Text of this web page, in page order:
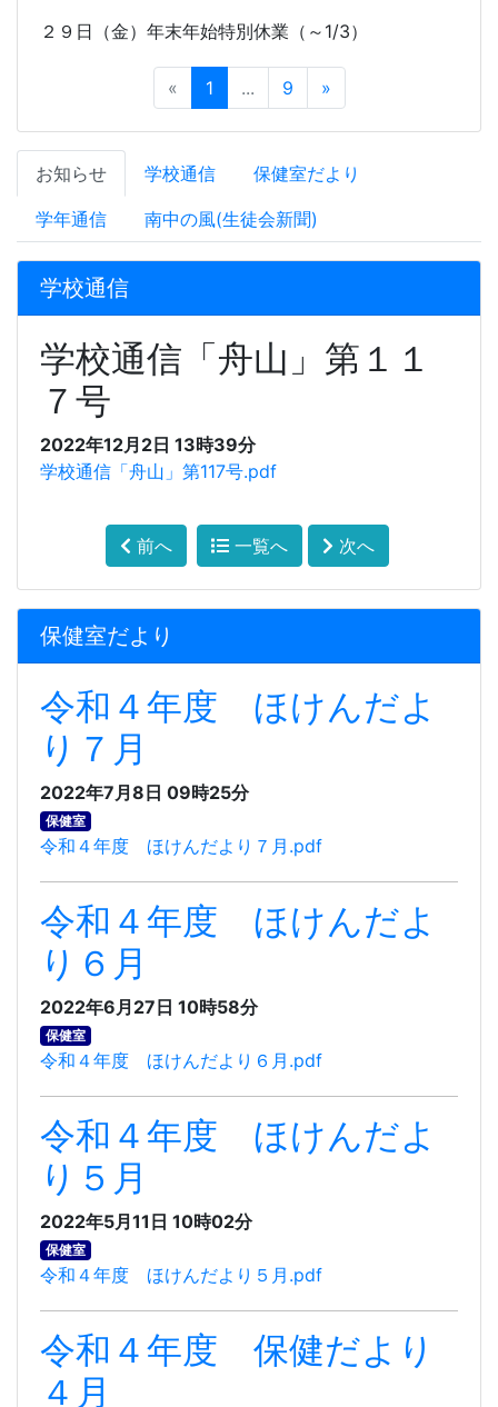
２９日（金）年末年始特別休業（～ 1/3）
« 1 ... 9 »
お知らせ 学校通信 保健室だより
学年通信 南中の風(生徒会新聞)
学校通信
学校通信「舟山」第１１
７号
2022年12月2日 13時39分
学校通信「舟山」第117号.pdf
前へ 一覧へ 次へ
保健室だより
令和４年度 ほけんだよ
り７月
2022年7月8日 09時25分
保健室
令和４年度 ほけんだより７月.pdf
令和４年度 ほけんだよ
り６月
2022年6月27日 10時58分
保健室
令和４年度 ほけんだより６月.pdf
令和４年度 ほけんだよ
り５月
2022年5月11日 10時02分
保健室
令和４年度 ほけんだより５月.pdf
令和４年度 保健だより
４月